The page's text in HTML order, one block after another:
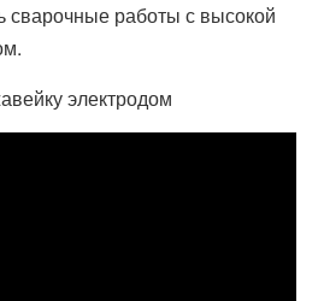
сварочные работы с высокой
электродом